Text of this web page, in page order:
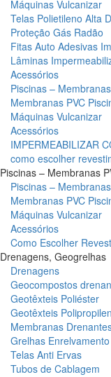
Máquinas Vulcanizar
Telas Polietileno Alta
Proteção Gás Radão
Fitas Auto Adesivas
Lâminas
Acessórios
Piscinas –
Membranas PVC
Máquinas Vulcanizar
Acessórios
IMPERMEABILIZAR
como escolher
Piscinas – Membranas
Piscinas –
Membranas PVC
Máquinas Vulcanizar
Acessórios
Como Escolher
Drenagens, Geogrelhas
Drenagens
Geocompostos
Geotêxteis Poliéster
Geotêxteis
Membranas
Grelhas Enrelvamento
Telas Anti Ervas
Tubos de Cablagem